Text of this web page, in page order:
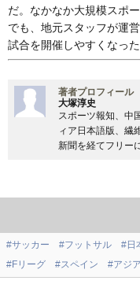
だ。なかなか大規模スポ
でも、地元スタッフが運
試合を開催しやすくなった
著者プロフィール
大塚淳史
スポーツ報知、中
ィア日本語版、繊
新聞を経てフリー
#サッカー #フットサル #日
#Fリーグ
#スペイン #アジ